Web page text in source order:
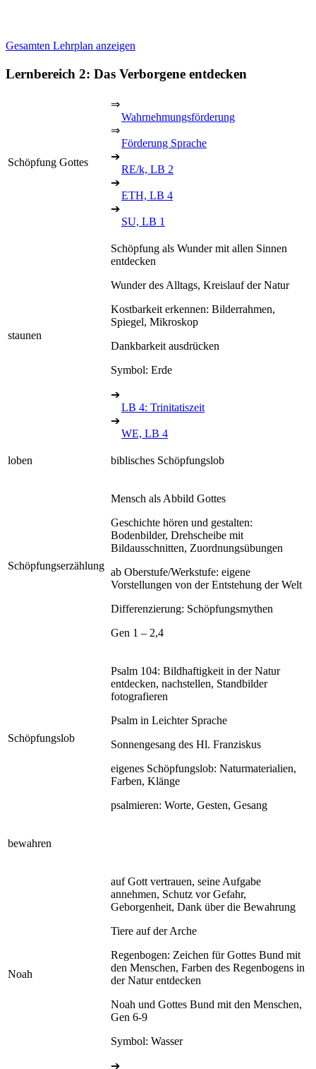
Gesamten Lehrplan anzeigen
Lernbereich 2: Das Verborgene entdecken
Schöpfung Gottes
⇒
Wahrnehmungsförderung
⇒
Förderung Sprache
➔
RE/k, LB 2
➔
ETH, LB 4
➔
SU, LB 1
staunen
Schöpfung als Wunder mit allen Sinnen
entdecken
Wunder des Alltags, Kreislauf der Natur
Kostbarkeit erkennen: Bilderrahmen,
Spiegel, Mikroskop
Dankbarkeit ausdrücken
Symbol: Erde
➔
LB 4: Trinitatiszeit
➔
WE, LB 4
loben biblisches Schöpfungslob
Schöpfungserzählung
Mensch als Abbild Gottes
Geschichte hören und gestalten:
Bodenbilder, Drehscheibe mit
Bildausschnitten, Zuordnungsübungen
ab Oberstufe/Werkstufe: eigene
Vorstellungen von der Entstehung der Welt
Differenzierung: Schöpfungsmythen
Gen 1 – 2,4
Schöpfungslob
Psalm 104: Bildhaftigkeit in der Natur
entdecken, nachstellen, Standbilder
fotografieren
Psalm in Leichter Sprache
Sonnengesang des Hl. Franziskus
eigenes Schöpfungslob: Naturmaterialien,
Farben, Klänge
psalmieren: Worte, Gesten, Gesang
bewahren
Noah
auf Gott vertrauen, seine Aufgabe
annehmen, Schutz vor Gefahr,
Geborgenheit, Dank über die Bewahrung
Tiere auf der Arche
Regenbogen: Zeichen für Gottes Bund mit
den Menschen, Farben des Regenbogens in
der Natur entdecken
Noah und Gottes Bund mit den Menschen,
Gen 6-9
Symbol: Wasser
➔